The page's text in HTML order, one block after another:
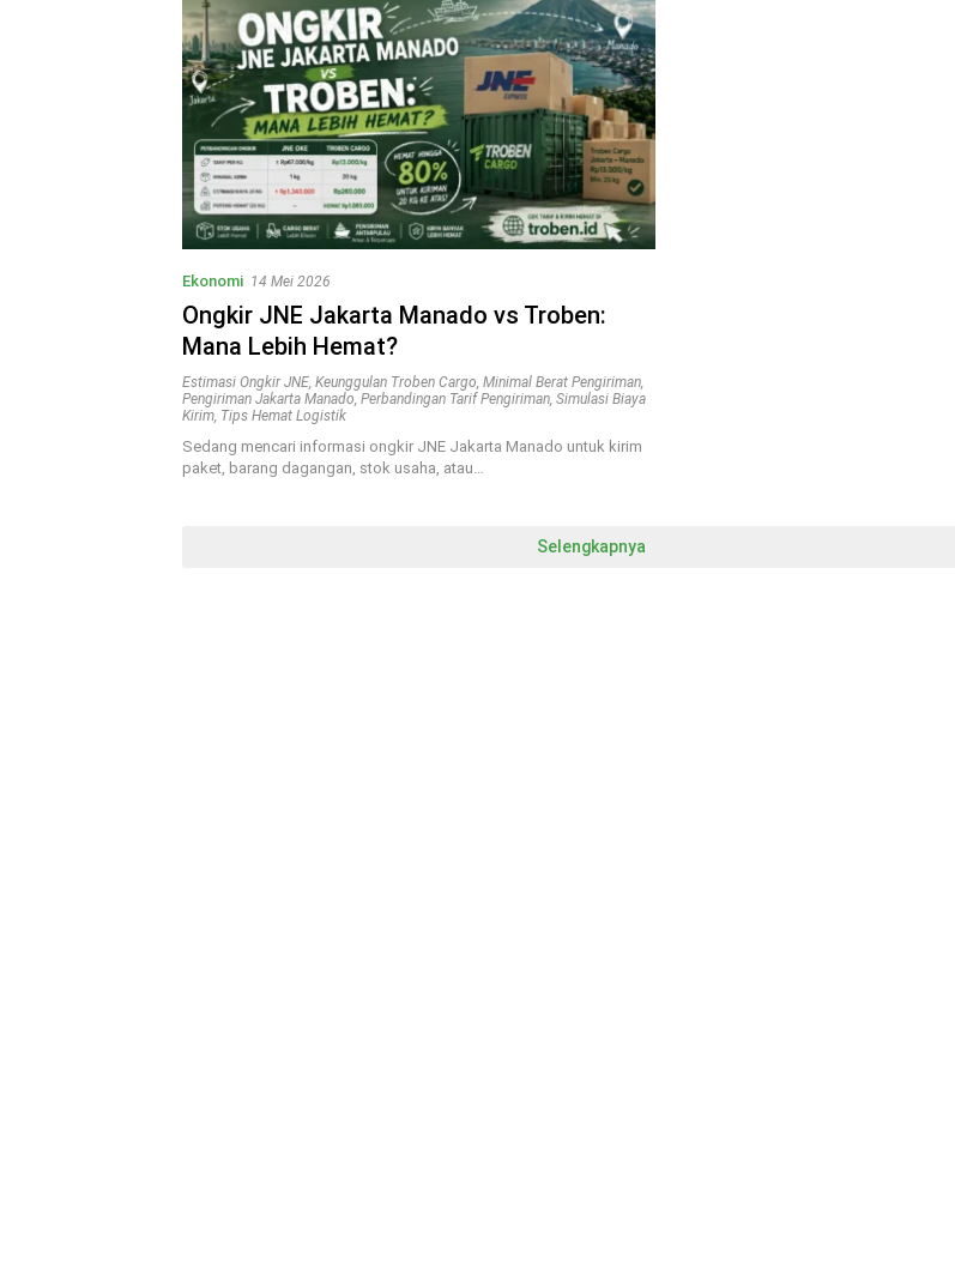
Ekonomi 14 Mei 2026
Ongkir JNE Jakarta Manado vs Troben:
Mana Lebih Hemat?
Estimasi Ongkir JNE, Keunggulan Troben Cargo, Minimal Berat Pengiriman,
Pengiriman Jakarta Manado, Perbandingan Tarif Pengiriman, Simulasi Biaya
Kirim, Tips Hemat Logistik
Sedang mencari informasi ongkir JNE Jakarta Manado untuk kirim
paket, barang dagangan, stok usaha, atau…
Selengkapnya